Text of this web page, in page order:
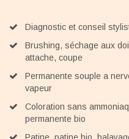
Diagnostic et conseil
Brushing, séchage aux
attache, coupe
Permanente souple a
vapeur
Coloration sans
permanente bio